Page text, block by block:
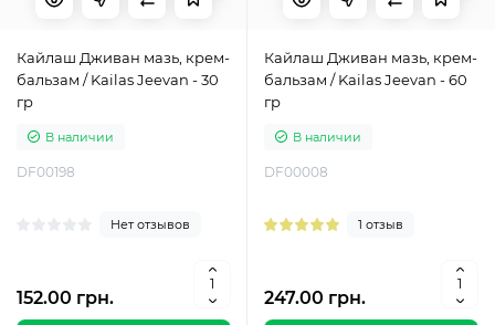
Кайлаш Дживан мазь, крем-
бальзам / Kailas Jeevan - 30
гр
В наличии
DF00198
Нет отзывов
152.00 грн.
Кайлаш Дживан мазь, крем-
бальзам / Kailas Jeevan - 60
гр
В наличии
DF00008
1 отзыв
247.00 грн.